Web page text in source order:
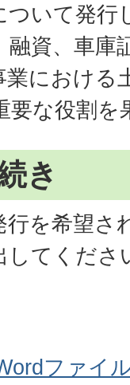
ついて発行
融資、車庫
業における
要な役割を
き
行を希望さ
してくださ
ファイ